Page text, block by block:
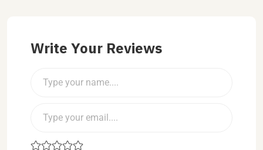
Write Your Reviews